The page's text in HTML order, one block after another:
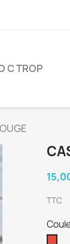
C TROP
TTC